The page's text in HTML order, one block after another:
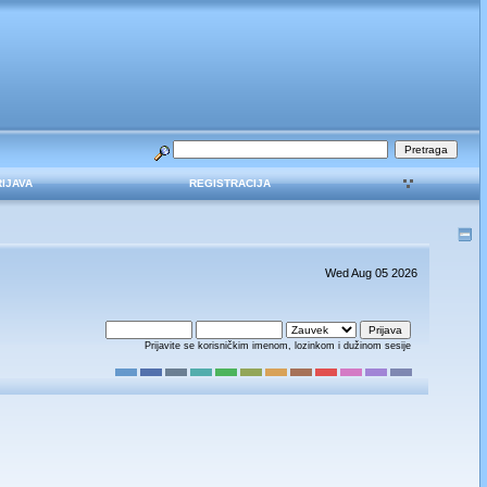
REGISTRACIJA
Wed Aug 05 2026
Prijavite se korisničkim imenom, lozinkom i dužinom sesije